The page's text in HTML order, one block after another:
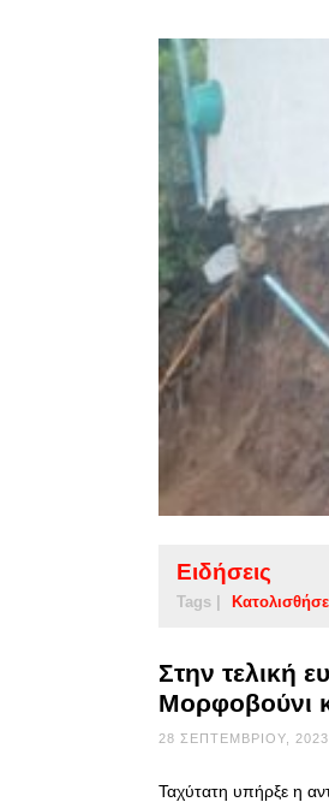
Ειδήσεις
Tags |
Στην τελική
Μορφοβούνι
28 ΣΕΠΤΕΜΒΡΊΟΥ, 2023
Ταχύτατη υπήρξε η